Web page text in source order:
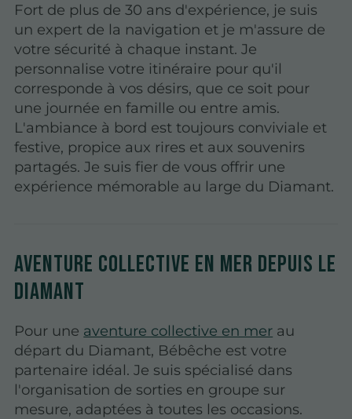
Fort de plus de 30 ans d'expérience, je suis
un expert de la navigation et je m'assure de
votre sécurité à chaque instant. Je
personnalise votre itinéraire pour qu'il
corresponde à vos désirs, que ce soit pour
une journée en famille ou entre amis.
L'ambiance à bord est toujours conviviale et
festive, propice aux rires et aux souvenirs
partagés. Je suis fier de vous offrir une
expérience mémorable au large du Diamant.
Aventure collective en mer depuis Le
Diamant
Pour une aventure collective en mer au
départ du Diamant, Bébêche est votre
partenaire idéal. Je suis spécialisé dans
l'organisation de sorties en groupe sur
mesure, adaptées à toutes les occasions.